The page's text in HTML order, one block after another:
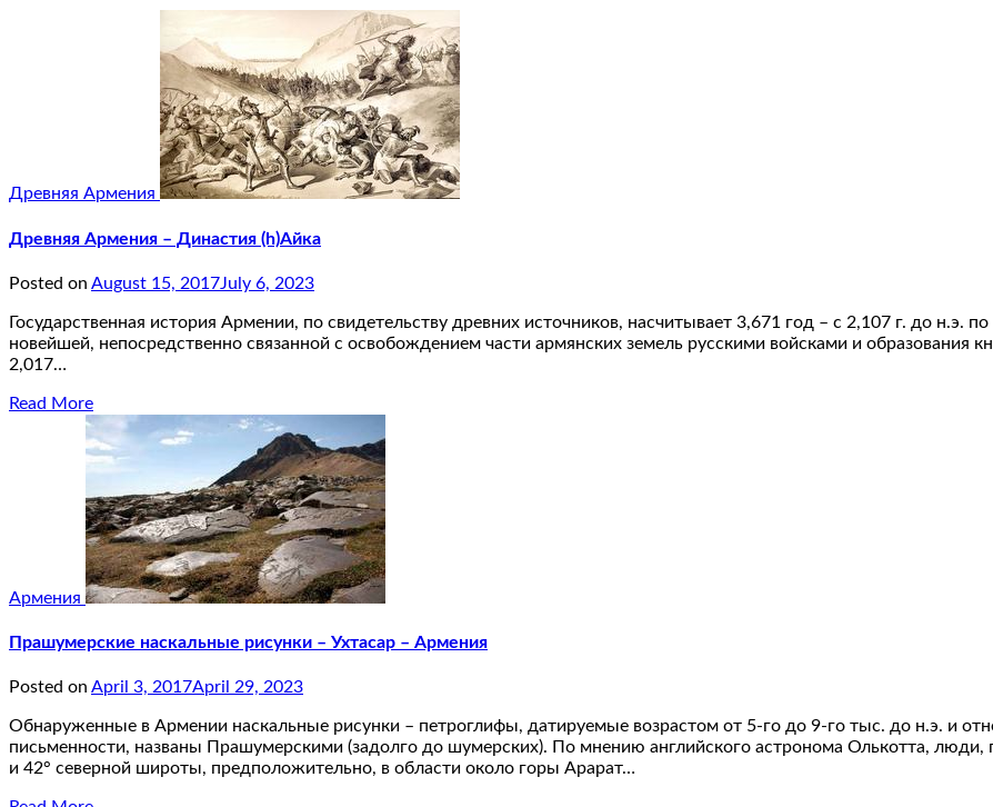
Древняя Армения
Древняя Армения – Династия (h)Айка
Posted on August 15, 2017July 6, 2023
Государственная история Армении, по свидетельству древних источников, насчитывает 3,671 год – с 2,107 г. до н.э.
новейшей, непосредственно связанной с освобождением части армянских земель русскими войсками и образования
2,017…
Read More
Армения
Прашумерские наскальные рисунки – Ухтасар – Армения
Posted on April 3, 2017April 29, 2023
Обнаруженные в Армении наскальные рисунки – петроглифы, датируемые возрастом от 5-го до 9-го тыс. до н.э. и
письменности, названы Прашумерскими (задолго до шумерских). По мнению английского астронома Олькотта,
и 42° северной широты, предположительно, в области около горы Арарат…